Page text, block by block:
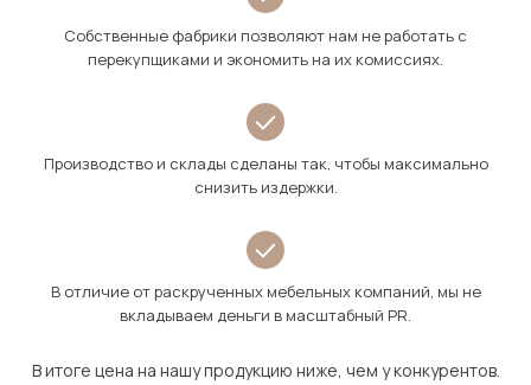
Собственные фабрики позволяют нам не работать с
перекупщиками и экономить на их комиссиях.
Производство и склады сделаны так, чтобы максимально
снизить издержки.
В отличие от раскрученных мебельных компаний, мы не
вкладываем деньги в масштабный PR.
В итоге цена на нашу продукцию ниже, чем у конкурентов.